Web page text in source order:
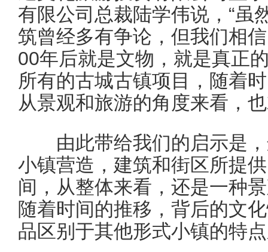
有限公司总裁陆学伟说，“虽
筑曾经多有争论，但我们相
00年后就是文物，就是真正
所有的古城古镇项目，随着
从景观和旅游的角度来看，
由此带给我们的启示是，
小镇营造，建筑和街区所提
间，从整体来看，还是一种
随着时间的推移，背后的文
品区别于其他形式小镇的特